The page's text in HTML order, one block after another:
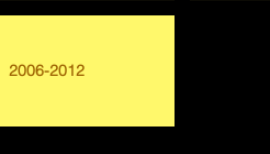
2006-2012